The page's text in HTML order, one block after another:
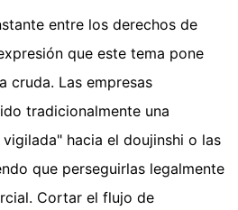
entre los derechos de
que este tema pone
cruda. Las empresas
tradicionalmente una
hacia el doujinshi o las
que perseguirlas legalmente
Cortar el flujo de